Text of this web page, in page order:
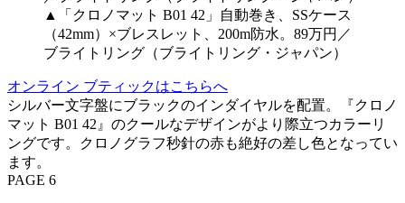
▲「クロノマット B01 42」自動巻き、SSケース
（42mm）×ブレスレット、200m防水。89万円／
ブライトリング（ブライトリング・ジャパン）
オンライン ブティックはこちらへ
シルバー文字盤にブラックのインダイヤルを配置。『クロノ
マット B01 42』のクールなデザインがより際立つカラーリ
ングです。クロノグラフ秒針の赤も絶好の差し色となってい
ます。
PAGE 6